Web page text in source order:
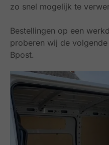
zo snel mogelijk te
Bestellingen op een
proberen wij de
Bpost.